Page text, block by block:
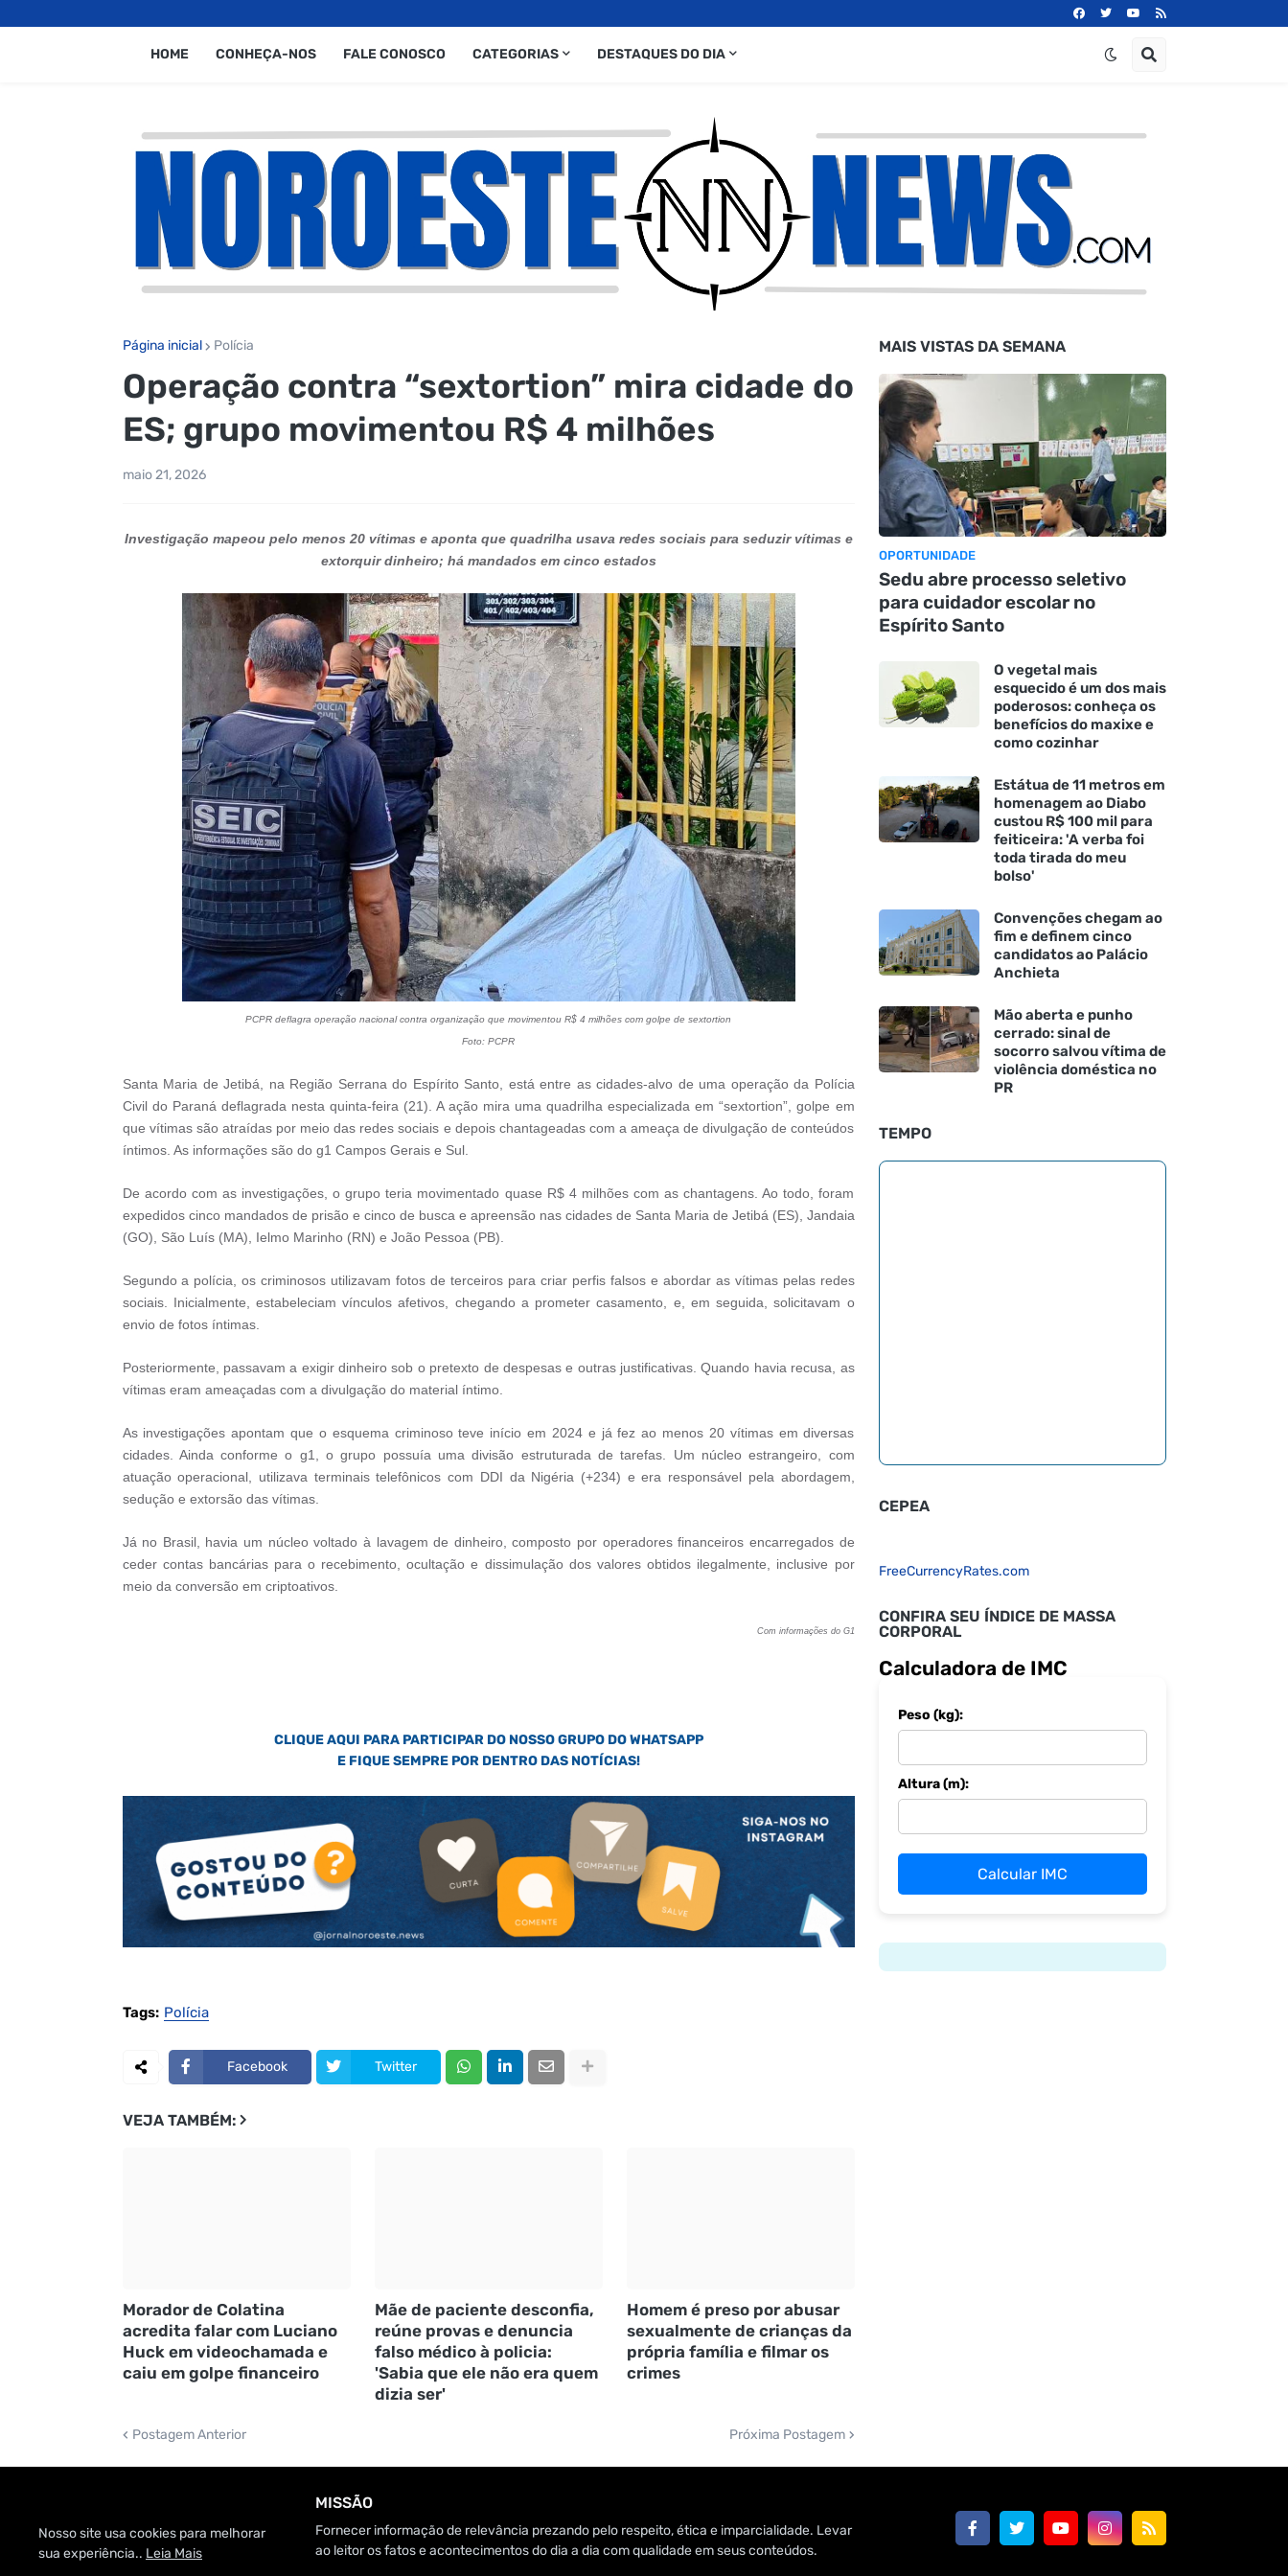
HOME CONHEÇA-NOS FALE CONOSCO CATEGORIAS DESTAQUES DO DIA
Página inicial Polícia
Operação contra “sextortion” mira cidade do
ES; grupo movimentou R$ 4 milhões
maio 21, 2026
Investigação mapeou pelo menos 20 vítimas e aponta que quadrilha usava redes sociais para seduzir vítimas e
extorquir dinheiro; há mandados em cinco estados
PCPR deflagra operação nacional contra organização que movimentou R$ 4 milhões com golpe de sextortion
Foto: PCPR
Santa Maria de Jetibá, na Região Serrana do Espírito Santo, está entre as cidades-alvo de uma operação da Polícia
Civil do Paraná deflagrada nesta quinta-feira (21). A ação mira uma quadrilha especializada em “sextortion”, golpe em
que vítimas são atraídas por meio das redes sociais e depois chantageadas com a ameaça de divulgação de conteúdos
íntimos. As informações são do g1 Campos Gerais e Sul.
De acordo com as investigações, o grupo teria movimentado quase R$ 4 milhões com as chantagens. Ao todo, foram
expedidos cinco mandados de prisão e cinco de busca e apreensão nas cidades de Santa Maria de Jetibá (ES), Jandaia
(GO), São Luís (MA), Ielmo Marinho (RN) e João Pessoa (PB).
Segundo a polícia, os criminosos utilizavam fotos de terceiros para criar perfis falsos e abordar as vítimas pelas redes
sociais. Inicialmente, estabeleciam vínculos afetivos, chegando a prometer casamento, e, em seguida, solicitavam o
envio de fotos íntimas.
Posteriormente, passavam a exigir dinheiro sob o pretexto de despesas e outras justificativas. Quando havia recusa, as
vítimas eram ameaçadas com a divulgação do material íntimo.
As investigações apontam que o esquema criminoso teve início em 2024 e já fez ao menos 20 vítimas em diversas
cidades. Ainda conforme o g1, o grupo possuía uma divisão estruturada de tarefas. Um núcleo estrangeiro, com
atuação operacional, utilizava terminais telefônicos com DDI da Nigéria (+234) e era responsável pela abordagem,
sedução e extorsão das vítimas.
Já no Brasil, havia um núcleo voltado à lavagem de dinheiro, composto por operadores financeiros encarregados de
ceder contas bancárias para o recebimento, ocultação e dissimulação dos valores obtidos ilegalmente, inclusive por
meio da conversão em criptoativos.
Com informações do G1
CLIQUE AQUI PARA PARTICIPAR DO NOSSO GRUPO DO WHATSAPP
E FIQUE SEMPRE POR DENTRO DAS NOTÍCIAS!
Tags: Polícia
Facebook Twitter
VEJA TAMBÉM:
Morador de Colatina
acredita falar com Luciano
Huck em videochamada e
caiu em golpe financeiro
Mãe de paciente desconfia,
reúne provas e denuncia
falso médico à policia:
'Sabia que ele não era quem
dizia ser'
Homem é preso por abusar
sexualmente de crianças da
própria família e filmar os
crimes
Postagem Anterior Próxima Postagem
MAIS VISTAS DA SEMANA
OPORTUNIDADE
Sedu abre processo seletivo
para cuidador escolar no
Espírito Santo
O vegetal mais
esquecido é um dos mais
poderosos: conheça os
benefícios do maxixe e
como cozinhar
Estátua de 11 metros em
homenagem ao Diabo
custou R$ 100 mil para
feiticeira: 'A verba foi
toda tirada do meu
bolso'
Convenções chegam ao
fim e definem cinco
candidatos ao Palácio
Anchieta
Mão aberta e punho
cerrado: sinal de
socorro salvou vítima de
violência doméstica no
PR
TEMPO
CEPEA
FreeCurrencyRates.com
CONFIRA SEU ÍNDICE DE MASSA
CORPORAL
Calculadora de IMC
Peso (kg):
Altura (m):
Calcular IMC
MISSÃO
Fornecer informação de relevância prezando pelo respeito, ética e imparcialidade. Levar
ao leitor os fatos e acontecimentos do dia a dia com qualidade em seus conteúdos.
Nosso site usa cookies para melhorar
sua experiência.. Leia Mais